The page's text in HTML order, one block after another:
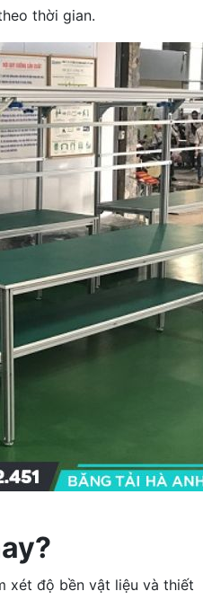
thời gian.
xét độ bền vật liệu và thiết